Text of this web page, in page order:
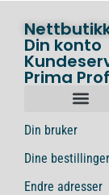
Din konto
Prima
Din bruker
Dine bestillinger
Endre adresser